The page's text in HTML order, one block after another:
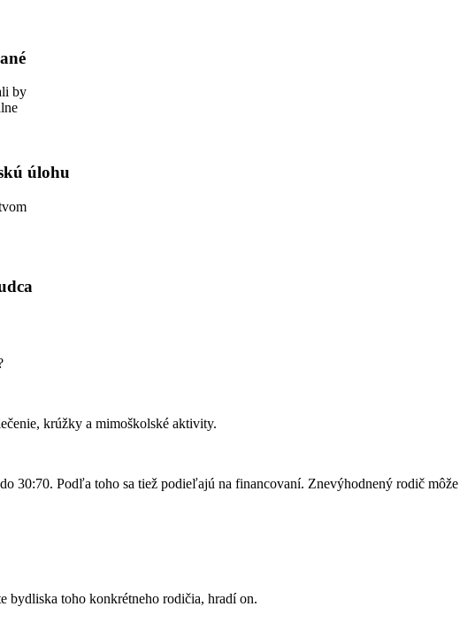
by
úlohu
krúžky a mimoškolské aktivity.
30:70. Podľa toho sa tiež podieľajú na financovaní. Znevýhodnený rodič môže
bydliska toho konkrétneho rodičia, hradí on.